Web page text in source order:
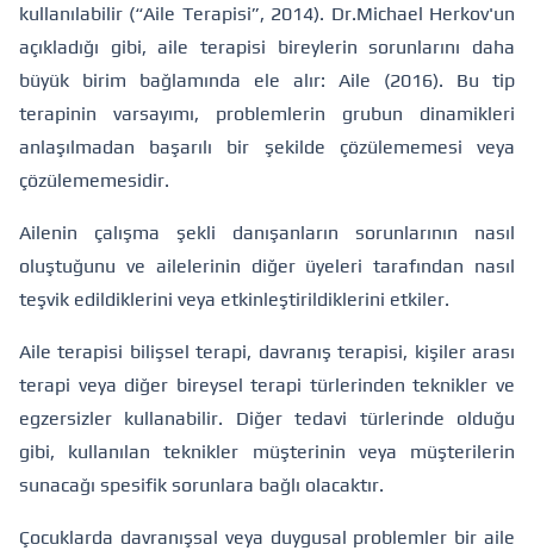
kullanılabilir (“Aile Terapisi”, 2014). Dr.Michael Herkov'un
açıkladığı gibi, aile terapisi bireylerin sorunlarını daha
büyük birim bağlamında ele alır: Aile (2016). Bu tip
terapinin varsayımı, problemlerin grubun dinamikleri
anlaşılmadan başarılı bir şekilde çözülememesi veya
çözülememesidir.
Ailenin çalışma şekli danışanların sorunlarının nasıl
oluştuğunu ve ailelerinin diğer üyeleri tarafından nasıl
teşvik edildiklerini veya etkinleştirildiklerini etkiler.
Aile terapisi bilişsel terapi, davranış terapisi, kişiler arası
terapi veya diğer bireysel terapi türlerinden teknikler ve
egzersizler kullanabilir. Diğer tedavi türlerinde olduğu
gibi, kullanılan teknikler müşterinin veya müşterilerin
sunacağı spesifik sorunlara bağlı olacaktır.
Çocuklarda davranışsal veya duygusal problemler bir aile